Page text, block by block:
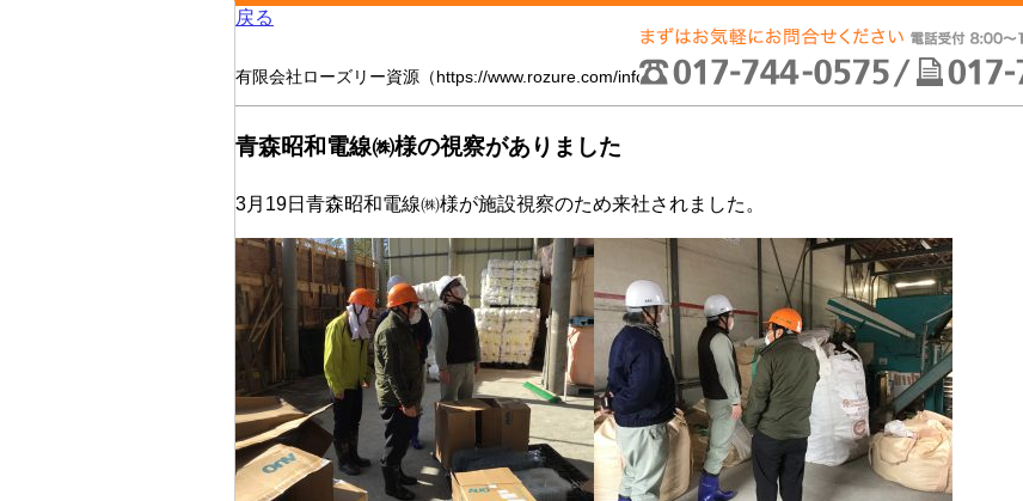
戻る
有限会社ローズリー資源（https://www.rozure.com/informations/青森昭和電線㈱様の視察がありました/）
青森昭和電線㈱様の視察がありました
3月19日青森昭和電線㈱様が施設視察のため来社されました。